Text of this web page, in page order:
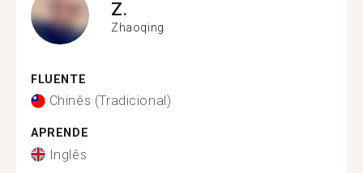
Z.
Zhaoqing
FLUENTE
Chinês (Tradicional)
APRENDE
Inglês